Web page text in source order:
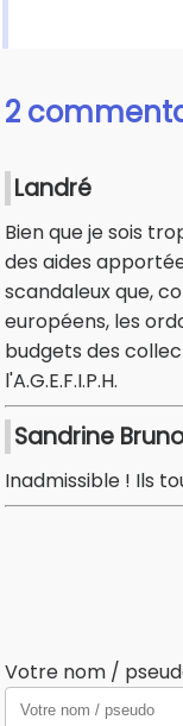
2
Landré
Bien que je sois
des aides
scandaleux que,
européens, les
budgets des
l'A.G.E.F.I.P.H.
Sandrine
Inadmissible ! Ils
Votre nom /